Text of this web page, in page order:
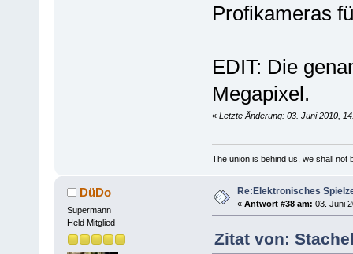
Profikameras
EDIT: Die
Megapixel.
« Letzte Änderung: 03. Juni 2010,
The union is behind us, we shall not
DüDo
Supermann
Held Mitglied
Re:Elektronisches
« Antwort #38 am: 03. Juni
Zitat von: